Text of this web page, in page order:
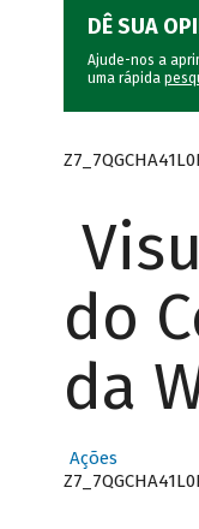
DÊ SUA
Ajude-nos a
uma rápida
do
da
Ações